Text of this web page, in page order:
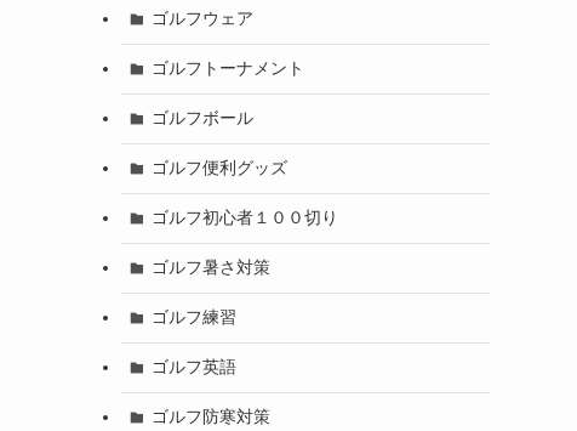
ゴルフウェア
ゴルフトーナメント
ゴルフボール
ゴルフ便利グッズ
ゴルフ初心者１００切り
ゴルフ暑さ対策
ゴルフ練習
ゴルフ英語
ゴルフ防寒対策